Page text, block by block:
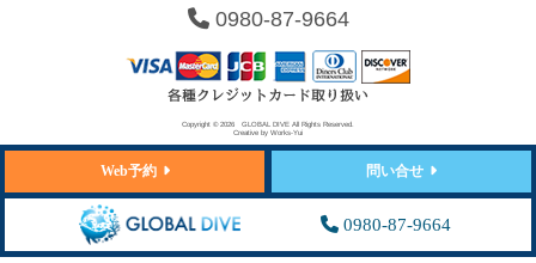
0980-87-9664
Copyright © 2026 GLOBAL DIVE All Rights Reserved.
Creative by Works-Yui
Web予約 問い合せ
0980-87-9664